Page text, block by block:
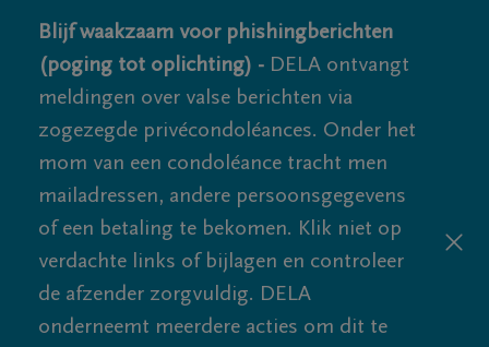
Blijf waakzaam voor phishingberichten
(poging tot oplichting) - DELA ontvangt
meldingen over valse berichten via
zogezegde privécondoléances. Onder het
mom van een condoléance tracht men
mailadressen, andere persoonsgegevens
of een betaling te bekomen. Klik niet op
verdachte links of bijlagen en controleer
de afzender zorgvuldig. DELA
onderneemt meerdere acties om dit te